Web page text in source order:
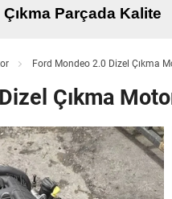
Parçada Kalite
Ford Mondeo 2.0 Dizel Çıkma
Çıkma